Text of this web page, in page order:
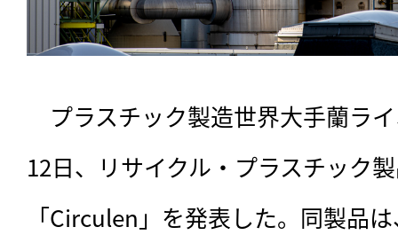
プラスチック製造世界大手蘭ラ
12日、リサイクル・プラスチック
「Circulen」を発表した。同製品